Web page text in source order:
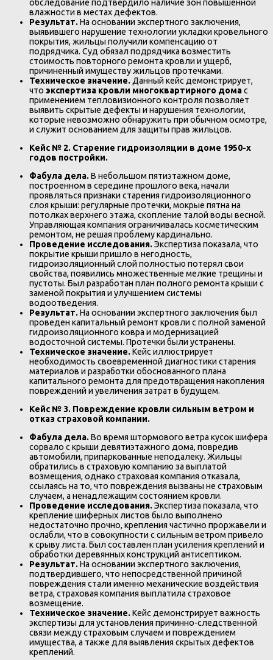
обследование подтвердило наличие зон повышенной
влажности в местах дефектов.
Результат.На основании экспертного заключения,
выявившего нарушение технологии укладки кровельного
покрытия, жильцы получили компенсацию от
подрядчика. Суд обязал подрядчика возместить
стоимость повторного ремонта кровли и ущерб,
причиненный имуществу жильцов протечками.
Техническое значение. Данный кейс демонстрирует,
что экспертиза кровли многоквартирного домас
применением тепловизионного контроля позволяет
выявить скрытые дефекты и нарушения технологии,
которые невозможно обнаружить при обычном осмотре,
и служит основанием для защиты прав жильцов.
Кейс № 2. Старение гидроизоляции в доме 1950-х
годов постройки.
Фабула дела.В небольшом пятиэтажном доме,
построенном в середине прошлого века, начали
проявляться признаки старения гидроизоляционного
слоя крыши: регулярные протечки, мокрые пятна на
потолках верхнего этажа, скопление талой воды весной.
Управляющая компания ограничивалась косметическим
ремонтом, не решая проблему кардинально.
Проведение исследования.Экспертиза показала, что
покрытие крыши пришло в негодность,
гидроизоляционный слой полностью потерял свои
свойства, появились множественные мелкие трещины и
пустоты. Был разработан план полного ремонта крыши с
заменой покрытия и улучшением системы
водоотведения.
Результат.На основании экспертного заключения был
проведен капитальный ремонт кровли с полной заменой
гидроизоляционного ковра и модернизацией
водосточной системы. Протечки были устранены.
Техническое значение.Кейс иллюстрирует
необходимость своевременной диагностики старения
материалов и разработки обоснованного плана
капитального ремонта для предотвращения накопления
повреждений и увеличения затрат в будущем.
Кейс № 3. Повреждение кровли сильным ветром и
отказ страховой компании.
Фабула дела.Во время штормового ветра кусок шифера
сорвало с крыши девятиэтажного дома, повредив
автомобили, припаркованные неподалеку. Жильцы
обратились в страховую компанию за выплатой
возмещения, однако страховая компания отказала,
ссылаясь на то, что повреждения вызваны не страховым
случаем, а ненадлежащим состоянием кровли.
Проведение исследования.Экспертиза показала, что
крепление шиферных листов было выполнено
недостаточно прочно, крепления частично проржавели и
ослабли, что в совокупности с сильным ветром привело
к срыву листа. Был составлен план усиления креплений и
обработки деревянных конструкций антисептиком.
Результат.На основании экспертного заключения,
подтвердившего, что непосредственной причиной
повреждения стали именно механические воздействия
ветра, страховая компания выплатила страховое
возмещение.
Техническое значение.Кейс демонстрирует важность
экспертизы для установления причинно-следственной
связи между страховым случаем и повреждением
имущества, а также для выявления скрытых дефектов
креплений.